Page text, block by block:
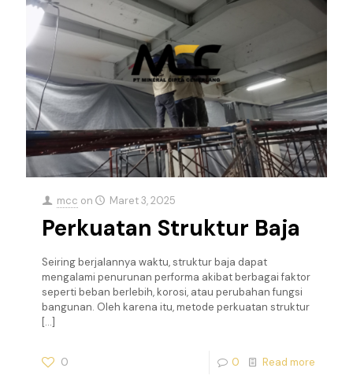
mcc on Maret 3, 2025
Perkuatan Struktur Baja
Seiring berjalannya waktu, struktur baja dapat
mengalami penurunan performa akibat berbagai faktor
seperti beban berlebih, korosi, atau perubahan fungsi
bangunan. Oleh karena itu, metode perkuatan struktur
[…]
0 0 Read more